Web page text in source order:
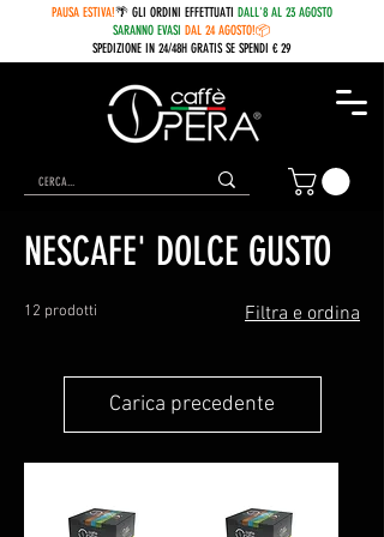
PAUSA ESTIVA!🌴 GLI ORDINI EFFETTUATI DALL'8 AL 23 AGOSTO
SARANNO EVASI DAL 24 AGOSTO!📦
SPEDIZIONE IN 24/48H GRATIS SE SPENDI € 29
Home NESCAFE' DOLCE GUSTO
NESCAFE' DOLCE GUSTO
12 prodotti Filtra e ordina
Carica precedente